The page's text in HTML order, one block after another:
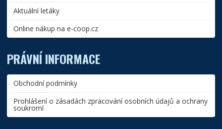
Aktuální letáky
Online nákup na e-coop.cz
PRÁVNÍ INFORMACE
Obchodní podmínky
Prohlášení o zásadách zpracování osobních údajů a ochrany
soukromí